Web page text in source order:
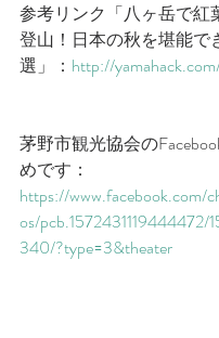
参考リンク「八ヶ岳で紅
登山！日本の秋を堪能で
選」： http://
茅野市観光協会の
めです：
https://www.facebook.com/
os/pcb.1572431119444472/
340/?type=3&theater